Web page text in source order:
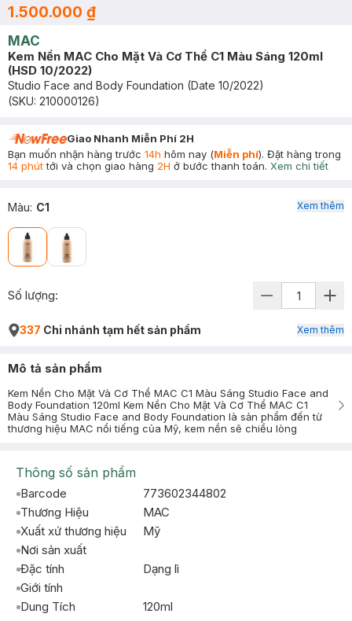
1.500.000 ₫
MAC
Kem Nền MAC Cho Mặt Và Cơ Thể C1 Màu Sáng 120ml
(HSD 10/2022)
Studio Face and Body Foundation (Date 10/2022)
(SKU: 210000126)
Giao Nhanh Miễn Phí 2H
Bạn muốn nhận hàng trước 14h hôm nay (Miễn phí). Đặt hàng trong
14 phúttới và chọn giao hàng 2H ở bước thanh toán. Xem chi tiết
Màu: C1 Xem thêm
Số lượng:
337 Chi nhánh tạm hết sản phẩm Xem thêm
Mô tả sản phẩm
Kem Nền Cho Mặt Và Cơ Thể MAC C1 Màu Sáng Studio Face and
Body Foundation 120ml Kem Nền Cho Mặt Và Cơ Thể MAC C1
Màu Sáng Studio Face and Body Foundation là sản phẩm đến từ
thương hiệu MAC nổi tiếng của Mỹ, kem nền sẽ chiều lòng
Thông số sản phẩm
Barcode
773602344802
Thương Hiệu
MAC
Xuất xứ thương hiệu
Mỹ
Nơi sản xuất
Đặc tính
Dạng lì
Giới tính
Dung Tích
120ml